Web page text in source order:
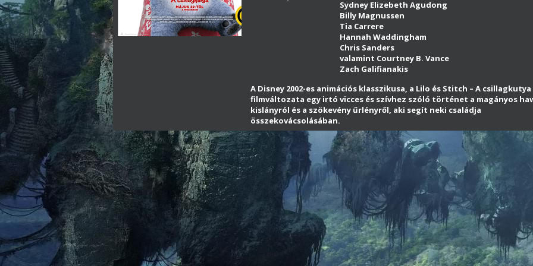
Sydney Elizebeth Agudong
Billy Magnussen
Tia Carrere
Hannah Waddingham
Chris Sanders
valamint Courtney B. Vance
Zach Galifianakis
A Disney 2002-es animációs klasszikusa, a Lilo és Stitch – A csillagkutya
filmváltozata egy irtó vicces és szívhez szóló történet a magányos
kislányról és a szökevény űrlényről, aki segít neki családja
összekovácsolásában.